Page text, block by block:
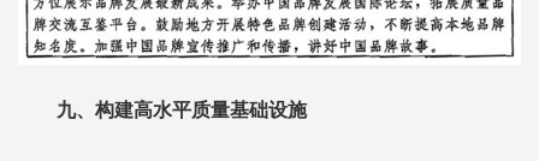
九、构建高水平质量基础设施